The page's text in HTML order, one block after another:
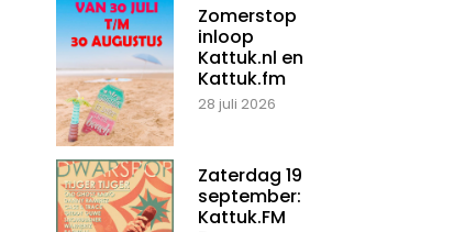
Zomerstop
inloop
Kattuk.nl en
Kattuk.fm
28 juli 2026
Zaterdag 19
september:
Kattuk.FM